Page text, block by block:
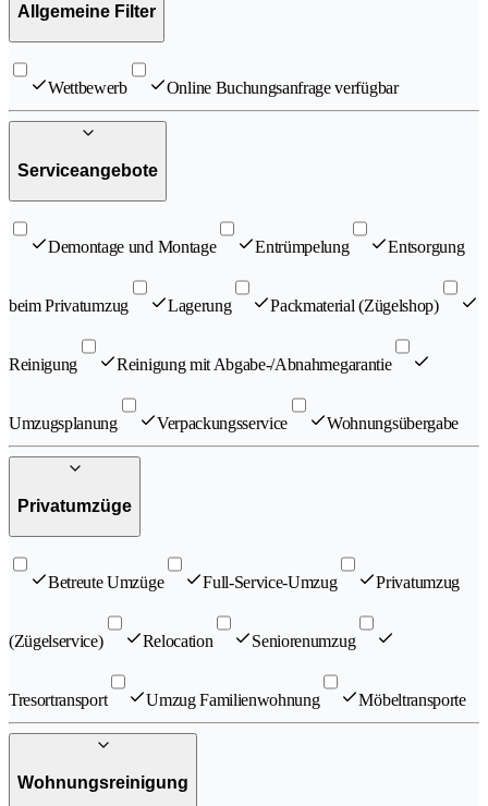
Allgemeine Filter
Wettbewerb Online Buchungsanfrage verfügbar
Serviceangebote
Demontage und Montage Entrümpelung Entsorgung
beim Privatumzug Lagerung Packmaterial (Zügelshop)
Reinigung Reinigung mit Abgabe-/Abnahmegarantie
Umzugsplanung Verpackungsservice Wohnungsübergabe
Privatumzüge
Betreute Umzüge Full-Service-Umzug Privatumzug
(Zügelservice) Relocation Seniorenumzug
Tresortransport Umzug Familienwohnung Мöbeltransporte
Wohnungsreinigung